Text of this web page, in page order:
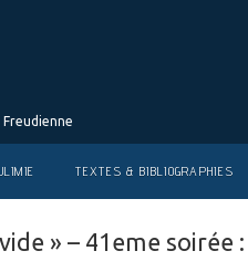
TEXTES & BIBLIOGRAPHIES
» – 41eme